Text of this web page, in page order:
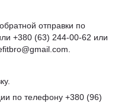
отправки по
+380 (63) 244-00-62 или
по телефону +380 (96)